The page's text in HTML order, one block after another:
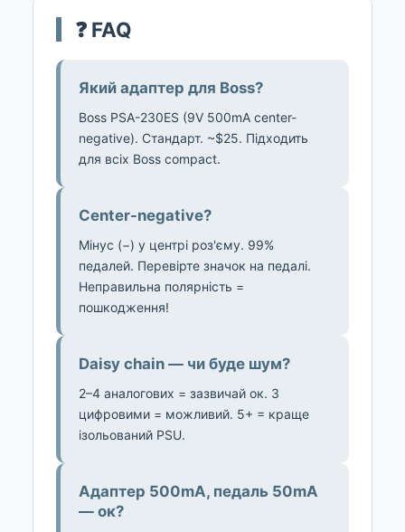
❓ FAQ
Який адаптер для Boss?
Boss PSA-230ES (9V 500mA center-
negative). Стандарт. ~$25. Підходить
для всіх Boss compact.
Center-negative?
Мінус (−) у центрі роз'єму. 99%
педалей. Перевірте значок на педалі.
Неправильна полярність =
пошкодження!
Daisy chain — чи буде шум?
2–4 аналогових = зазвичай ок. З
цифровими = можливий. 5+ = краще
ізольований PSU.
Адаптер 500mA, педаль 50mA
— ок?